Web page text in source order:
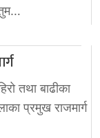
तथा बाढीका
प्रमुख राजमार्ग